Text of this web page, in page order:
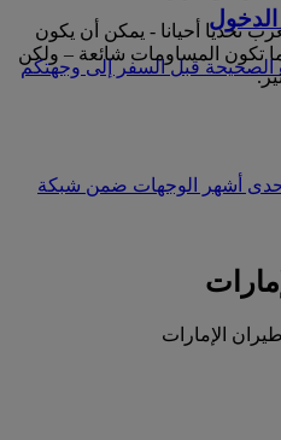
تحديا أحيانا - يمكن أن يكون
ما تكون المساومات شائعة – ولكن
الدخول
الصحيحة قبل السفر إلى وجهتكم
أشهر الوجهات ضمن شبكة
الإمارات